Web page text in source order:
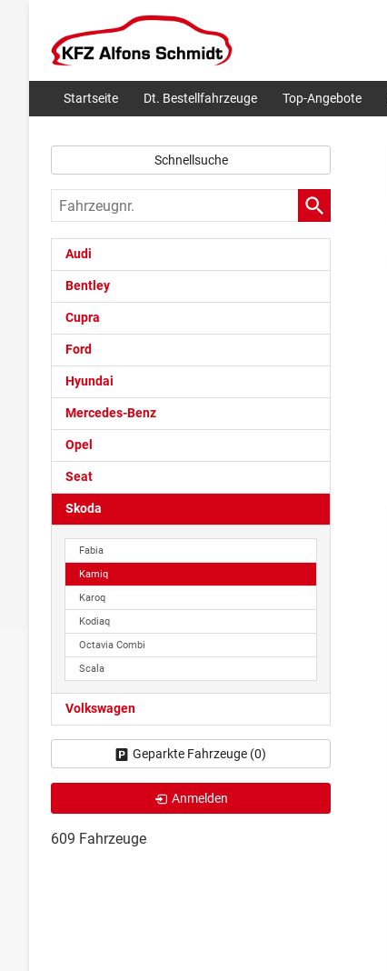
Startseite Dt. Bestellfahrzeuge Top-Angebote
Schnellsuche
Fahrzeugnr.
Audi
Bentley
Cupra
Ford
Hyundai
Mercedes-Benz
Opel
Seat
Skoda
Fabia
Kamiq
Karoq
Kodiaq
Octavia Combi
Scala
Volkswagen
Geparkte Fahrzeuge (0)
Anmelden
609 Fahrzeuge